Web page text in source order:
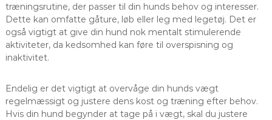
træningsrutine, der passer til din hunds behov og interesser.
Dette kan omfatte gåture, løb eller leg med legetøj. Det er
også vigtigt at give din hund nok mentalt stimulerende
aktiviteter, da kedsomhed kan føre til overspisning og
inaktivitet.
Endelig er det vigtigt at overvåge din hunds vægt
regelmæssigt og justere dens kost og træning efter behov.
Hvis din hund begynder at tage på i vægt, skal du justere